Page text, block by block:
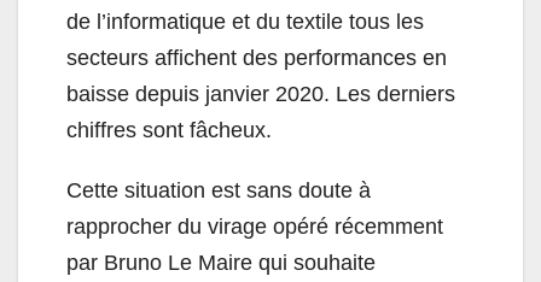
de l’informatique et du textile tous les
secteurs affichent des performances en
baisse depuis janvier 2020. Les derniers
chiffres sont fâcheux.
Cette situation est sans doute à
rapprocher du virage opéré récemment
par Bruno Le Maire qui souhaite